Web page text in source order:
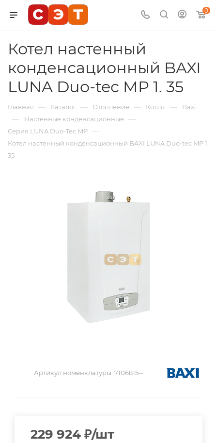
0
Котел настенный
конденсационный BAXI
LUNA Duo-tec MP 1. 35
Главная — Каталог — Отопление — Котлы — Baxi
— Настенные конденсационные —
Серия LUNA Duo-Tec MP —
Котел настенный конденсационный BAXI LUNA Duo-tec MP 1.
35
Артикул номенклатуры: 7106815--
229 924 ₽/шт